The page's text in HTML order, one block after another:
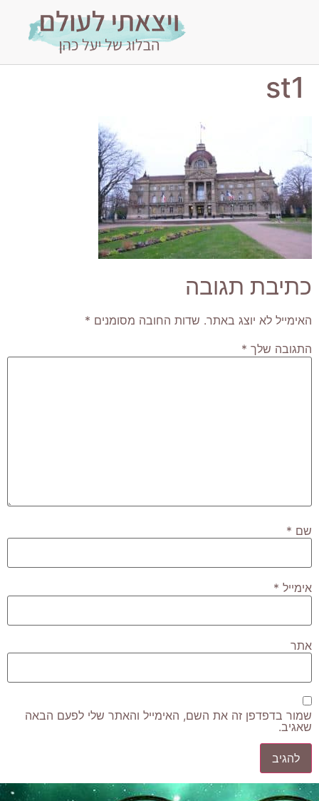
st1
כתיבת תגובה
האימייל לא יוצג באתר. שדות החובה מסומנים *
התגובה שלך *
שם *
אימייל *
אתר
שמור בדפדפן זה את השם, האימייל והאתר שלי לפעם הבאה
שאגיב.